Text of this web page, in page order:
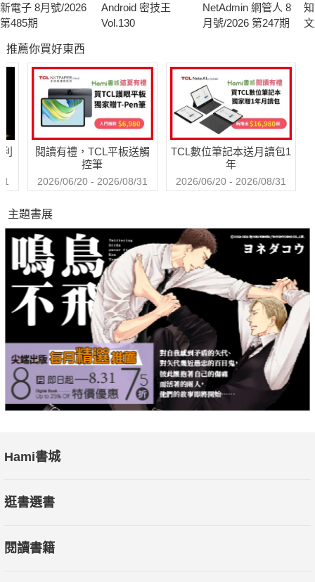
而今年的世界睡眠日則訂在3月17日，主題為「Sleep is
樣，睡眠也是一項對個人身體、心靈和社會有深遠影響的行為。
因此，我們也一起響應這項活動，從科學的角度剖析睡眠的科學
意義，進一步探討睡眠不足、失眠對人們身心帶來的危害。
俗話說：「休息是為了走更長遠的路。」在下一次鑽進被窩躺平
前，不妨先試著了解睡眠吧！希望在看完這期《科學月刊》後，
面困擾的讀者，也能更加認識睡眠，體認睡眠對人體的重要性，
讓自己的睡眠品質更上一層樓。
時序又悄悄來到一年之末，對《科學月刊》熟悉的夥伴應該不難
猜到這個月的封面故事。每年12月，我們會帶領讀者認識今
（2022）年的諾貝爾獎得主，除了分享獲獎的理由外，也進一步
追蹤、解析他們研究成果和此領域當前的最新發展。不過，在翻
開這期封面故事之前，想先跟讀者聊聊今年的諾貝爾和平獎。
今年2月，俄羅斯總統普丁派遣俄軍入侵烏克蘭領土，爆發歐洲
自第二次世界大戰以來最大規模的軍事衝突。直到今日，持續近
九個月的戰事代價是數十萬人次的傷亡，即使在戰火下倖存，多
往的軍火攻擊和空襲，更使戰爭的緊張局勢持續升高。
新電子 8月號/2026
第485期
Android 密技王
Vol.130
NetAdmin 網管人 8
月號/2026 第247期
推薦你買好東西
閱讀有禮，TCL平板送觸
控筆
2026/06/20 - 2026/08/31
TCL數位筆記本送月讀包1
年
2026/06/20 - 2026/08/31
主題書展
Hami書城
逛書選書
閱讀書籍